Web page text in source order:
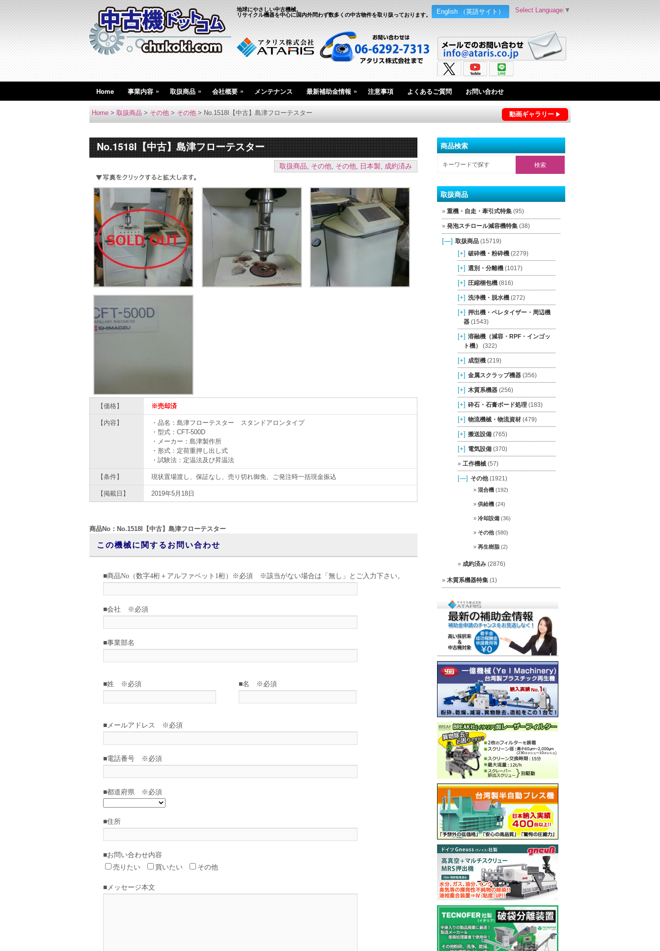
English （英語サイト）
地球にやさしい中古機械。
リサイクル機器を中心に国内外問わず数多くの中古物件を取り扱っております。
Select Language ▼
Home 事業内容 » 取扱商品 » 会社概要 » メンテナンス 最新補助金情報 » 注意事項 よくあるご質問 お問い合わせ
動画ギャラリー
Home > 取扱商品 > その他 > その他 > No.1518I【中古】島津フローテスター
No.1518I【中古】島津フローテスター
取扱商品, その他, その他, 日本製, 成約済み
【価格】 ※売却済
【内容】
・品名：島津フローテスター スタンドアロンタイプ
・型式：CFT-500D
・メーカー：島津製作所
・形式：定荷重押し出し式
・試験法：定温法及び昇温法
【条件】 現状置場渡し、保証なし、売り切れ御免、ご発注時一括現金振込
【掲載日】 2019年5月18日
商品No：No.1518I【中古】島津フローテスター
この機械に関するお問い合わせ
商品検索
取扱商品
重機・自走・牽引式特集(95)
発泡スチロール減容機特集(38)
[—] 取扱商品(15719)
[+] 破砕機・粉砕機(2279)
[+] 選別・分離機(1017)
[+] 圧縮梱包機(816)
[+] 洗浄機・脱水機(272)
[+] 押出機・ペレタイザー・周辺機
器(1543)
[+] 溶融機（減容・RPF・インゴッ
ト機）
(322)
[+] 成型機(219)
[+] 金属スクラップ機器(356)
[+] 木質系機器(256)
[+] 砕石・石膏ボード処理(183)
[+] 物流機械・物流資材(479)
[+] 搬送設備(765)
[+] 電気設備(370)
工作機械(57)
[—] その他(1921)
混合機(192)
供給機(24)
冷却設備(36)
その他(580)
再生樹脂(2)
成約済み(2876)
木質系機器特集(1)